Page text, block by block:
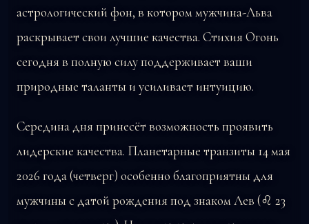
астрологический фон, в котором мужчина-Льва
раскрывает свои лучшие качества. Стихия Огонь
сегодня в полную силу поддерживает ваши
природные таланты и усиливает интуицию.
Середина дня принесёт возможность проявить
лидерские качества. Планетарные транзиты 14 мая
2026 года (четверг) особенно благоприятны для
мужчины с датой рождения под знаком Лев (♌ 23